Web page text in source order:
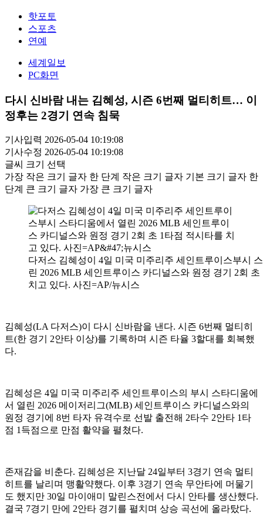
핫포토
스포츠
연예
세계일보
PC화면
다시 신바람 내는 김혜성, 시즌 6번째 멀티히트… 이
정후는 2경기 연속 침묵
기사입력 2026-05-04 10:19:08
기사수정 2026-05-04 10:19:08
글씨 크기 선택
가장 작은 크기 글자 한 단계 작은 크기 글자 기본 크기 글자 한
단계 큰 크기 글자 가장 큰 크기 글자
다저스 김혜성이 4일 미국 미주리주 세인트루이스부시
린 2026 MLB 세인트루이스 카디널스와 원정 경기 2회
치고 있다. 사진=AP/뉴시스
김혜성(LA 다저스)이 다시 신바람을 낸다. 시즌 6번째 멀티히
트(한 경기 2안타 이상)를 기록하며 시즌 타율 3할대를 회복했
다.
김혜성은 4일 미국 미주리주 세인트루이스의 부시 스타디움에
서 열린 2026 메이저리그(MLB) 세인트루이스 카디널스와의
원정 경기에 8번 타자 유격수로 선발 출전해 2타수 2안타 1타
점 1득점으로 만점 활약을 펼쳤다.
존재감을 비춘다. 김혜성은 지난달 24일부터 3경기 연속 멀티
히트를 날리며 맹활약했다. 이후 3경기 연속 무안타에 머물기
도 했지만 30일 마이애미 말린스전에서 다시 안타를 생산했다.
결국 7경기 만에 2안타 경기를 펼치며 상승 곡선에 올라탔다.